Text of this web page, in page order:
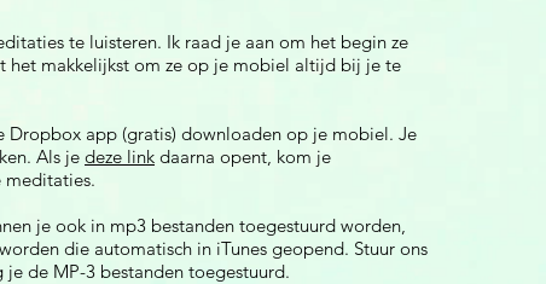
te luisteren. Ik raad je aan om het begin ze
het makkelijkst om ze op je mobiel altijd bij je te
Dropbox app (gratis) downloaden op je mobiel. Je
Als je deze link daarna opent, kom je
je ook in mp3 bestanden toegestuurd worden,
die automatisch in iTunes geopend. Stuur ons
je de MP-3 bestanden toegestuurd.